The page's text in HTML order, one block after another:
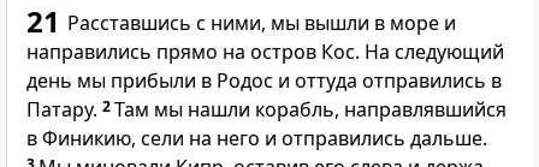
21 Расставшись с ними, мы вышли в море и
направились прямо на остров Кос. На следующий
день мы прибыли в Родос и оттуда отправились в
Патару. 2Там мы нашли корабль, направлявшийся
в Финикию, сели на него и отправились дальше.